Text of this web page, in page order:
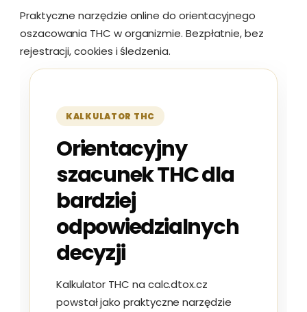
Praktyczne narzędzie online do orientacyjnego
oszacowania THC w organizmie. Bezpłatnie, bez
rejestracji, cookies i śledzenia.
KALKULATOR THC
Orientacyjny
szacunek THC dla
bardziej
odpowiedzialnych
decyzji
Kalkulator THC na calc.dtox.cz
powstał jako praktyczne narzędzie